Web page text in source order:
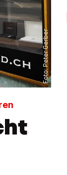
Foto:
Peter Gerber